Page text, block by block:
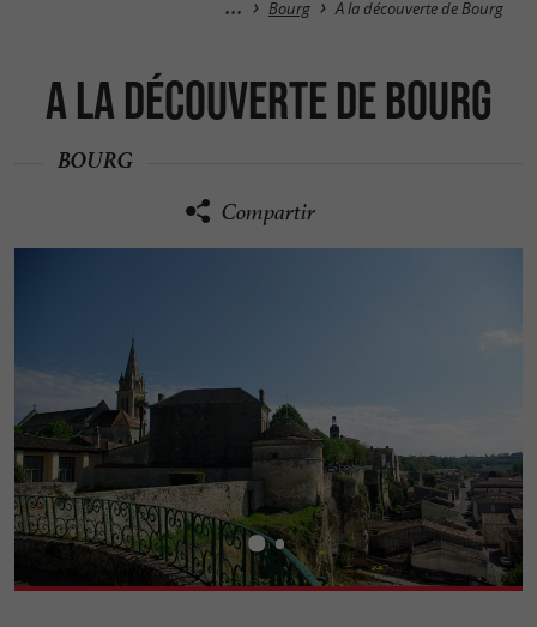
Bourg A la découverte de Bourg
A la découverte de Bourg
BOURG
Compartir